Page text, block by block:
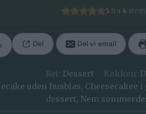
5 fra 4
Del Del vi email
Ret: Dessert Køkken:
uden husblas, Cheesecakee
dessert, Nem